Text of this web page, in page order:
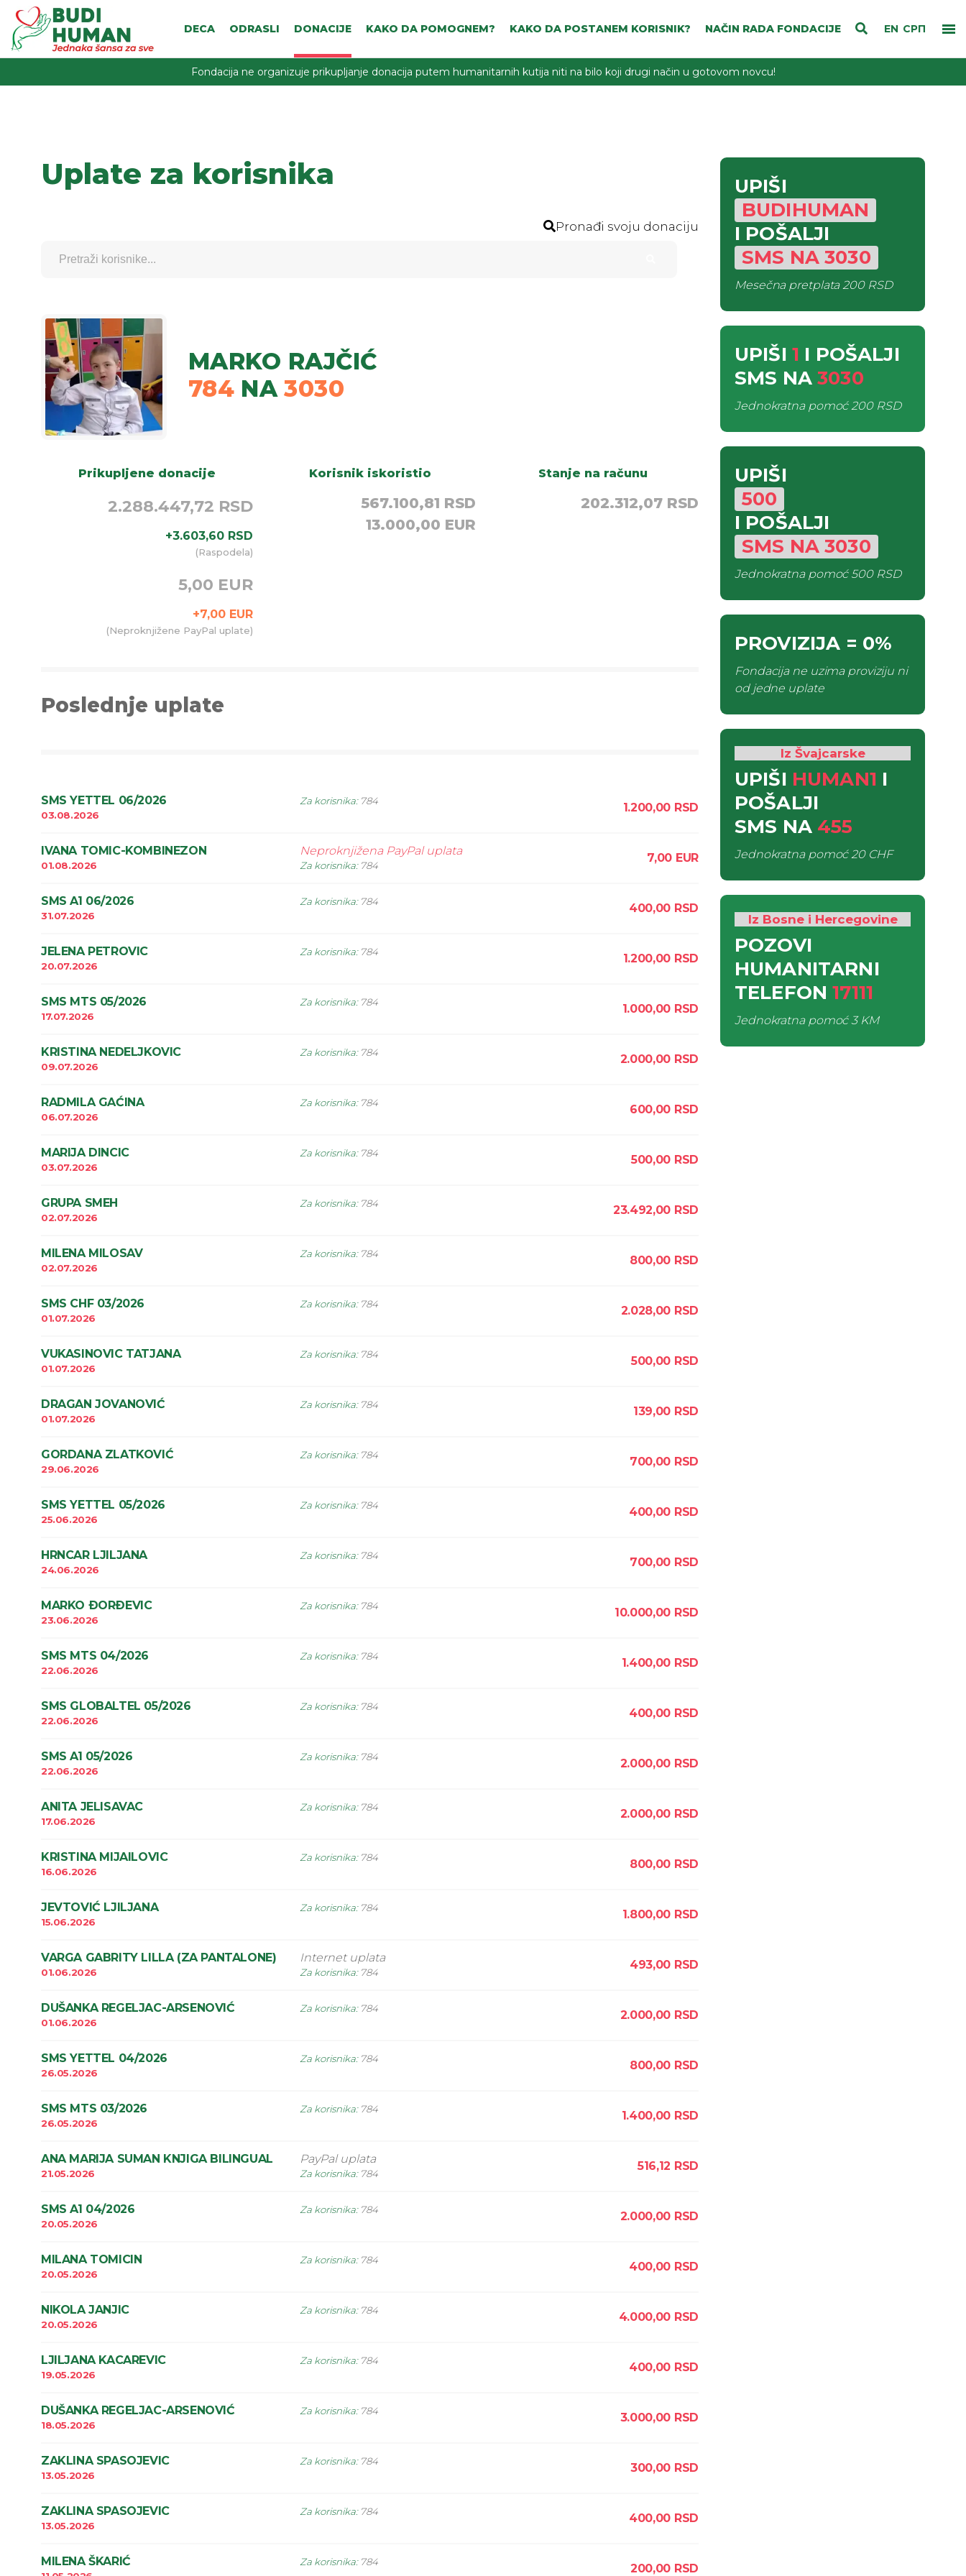
EN СРП
DECA ODRASLI DONACIJE KAKO DA POMOGNEM? KAKO DA POSTANEM KORISNIK? NAČIN RADA FONDACIJE
Fondacija ne organizuje prikupljanje donacija putem humanitarnih kutija niti na bilo koji drugi način u gotovom novcu!
Uplate za korisnika
Pronađi svoju donaciju
MARKO RAJČIĆ
784 NA 3030
Prikupljene donacije
2.288.447,72 RSD
+3.603,60 RSD
(Raspodela)
5,00 EUR
+7,00 EUR
(Neproknjižene PayPal uplate)
Korisnik iskoristio
567.100,81 RSD
13.000,00 EUR
Stanje na računu
202.312,07 RSD
Poslednje uplate
SMS YETTEL 06/2026
03.08.2026
Za korisnika: 784 1.200,00 RSD
IVANA TOMIC-KOMBINEZON
01.08.2026
Neproknjižena PayPal uplata
Za korisnika: 784
7,00 EUR
SMS A1 06/2026
31.07.2026
Za korisnika: 784 400,00 RSD
JELENA PETROVIC
20.07.2026
Za korisnika: 784 1.200,00 RSD
SMS MTS 05/2026
17.07.2026
Za korisnika: 784 1.000,00 RSD
KRISTINA NEDELJKOVIC
09.07.2026
Za korisnika: 784 2.000,00 RSD
RADMILA GAĆINA
06.07.2026
Za korisnika: 784 600,00 RSD
MARIJA DINCIC
03.07.2026
Za korisnika: 784 500,00 RSD
GRUPA SMEH
02.07.2026
Za korisnika: 784 23.492,00 RSD
MILENA MILOSAV
02.07.2026
Za korisnika: 784 800,00 RSD
SMS CHF 03/2026
01.07.2026
Za korisnika: 784 2.028,00 RSD
VUKASINOVIC TATJANA
01.07.2026
Za korisnika: 784 500,00 RSD
DRAGAN JOVANOVIĆ
01.07.2026
Za korisnika: 784 139,00 RSD
GORDANA ZLATKOVIĆ
29.06.2026
Za korisnika: 784 700,00 RSD
SMS YETTEL 05/2026
25.06.2026
Za korisnika: 784 400,00 RSD
HRNCAR LJILJANA
24.06.2026
Za korisnika: 784 700,00 RSD
MARKO ÐORÐEVIC
23.06.2026
Za korisnika: 784 10.000,00 RSD
SMS MTS 04/2026
22.06.2026
Za korisnika: 784 1.400,00 RSD
SMS GLOBALTEL 05/2026
22.06.2026
Za korisnika: 784 400,00 RSD
SMS A1 05/2026
22.06.2026
Za korisnika: 784 2.000,00 RSD
ANITA JELISAVAC
17.06.2026
Za korisnika: 784 2.000,00 RSD
KRISTINA MIJAILOVIC
16.06.2026
Za korisnika: 784 800,00 RSD
JEVTOVIĆ LJILJANA
15.06.2026
Za korisnika: 784 1.800,00 RSD
VARGA GABRITY LILLA (ZA PANTALONE)
01.06.2026
Internet uplata
Za korisnika: 784
493,00 RSD
DUŠANKA REGELJAC-ARSENOVIĆ
01.06.2026
Za korisnika: 784 2.000,00 RSD
SMS YETTEL 04/2026
26.05.2026
Za korisnika: 784 800,00 RSD
SMS MTS 03/2026
26.05.2026
Za korisnika: 784 1.400,00 RSD
ANA MARIJA SUMAN KNJIGA BILINGUAL
21.05.2026
PayPal uplata
Za korisnika: 784
516,12 RSD
SMS A1 04/2026
20.05.2026
Za korisnika: 784 2.000,00 RSD
MILANA TOMICIN
20.05.2026
Za korisnika: 784 400,00 RSD
NIKOLA JANJIC
20.05.2026
Za korisnika: 784 4.000,00 RSD
LJILJANA KACAREVIC
19.05.2026
Za korisnika: 784 400,00 RSD
DUŠANKA REGELJAC-ARSENOVIĆ
18.05.2026
Za korisnika: 784 3.000,00 RSD
ZAKLINA SPASOJEVIC
13.05.2026
Za korisnika: 784 300,00 RSD
ZAKLINA SPASOJEVIC
13.05.2026
Za korisnika: 784 400,00 RSD
MILENA ŠKARIĆ Za korisnika: 784 200,00 RSD
UPIŠI
BUDIHUMAN
I POŠALJI
SMS NA3030
Mesečna pretplata200 RSD
UPIŠI 1 I POŠALJI
SMS NA 3030
Jednokratna pomoć200 RSD
UPIŠI
500
I POŠALJI
SMS NA3030
Jednokratna pomoć500 RSD
PROVIZIJA = 0%
Fondacija ne uzima proviziju ni
od jedne uplate
Iz Švajcarske
UPIŠI HUMAN1 I
POŠALJI
SMS NA 455
Jednokratna pomoć20 CHF
Iz Bosne i Hercegovine
POZOVI
HUMANITARNI
TELEFON 17111
Jednokratna pomoć3 KM